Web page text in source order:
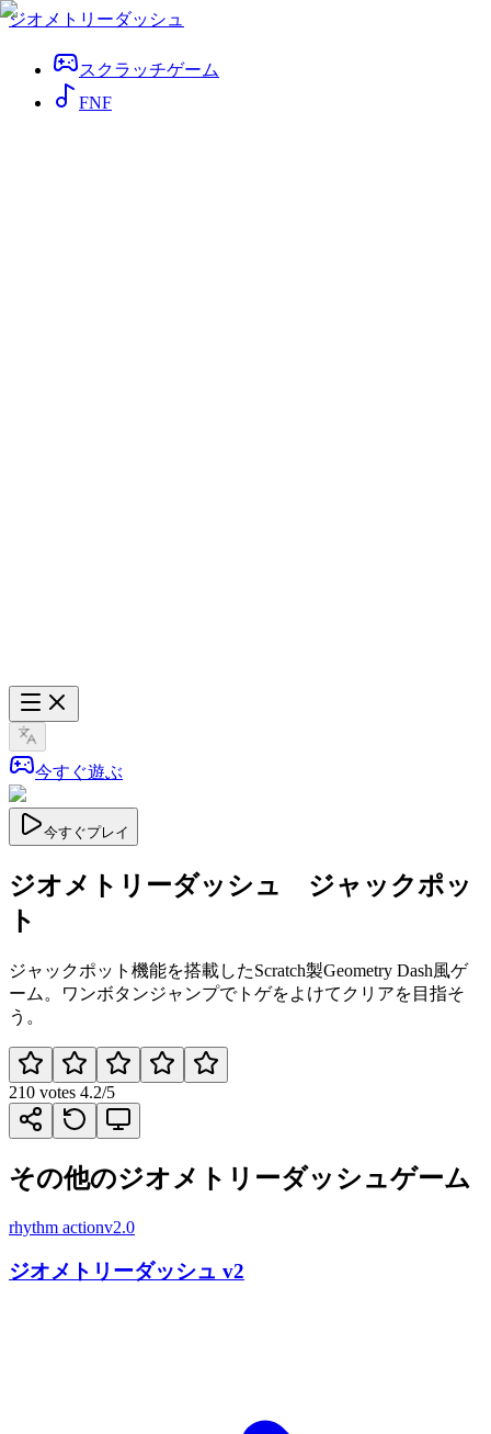
ジオメトリーダッシュ
スクラッチゲーム
FNF
今すぐ遊ぶ
今すぐプレイ
ジオメトリーダッシュ ジャックポッ
ト
ジャックポット機能を搭載したScratch製Geometry Dash風ゲ
ーム。ワンボタンジャンプでトゲをよけてクリアを目指そ
う。
210 votes 4.2/5
その他のジオメトリーダッシュゲーム
rhythm actionv2.0
ジオメトリーダッシュ v2